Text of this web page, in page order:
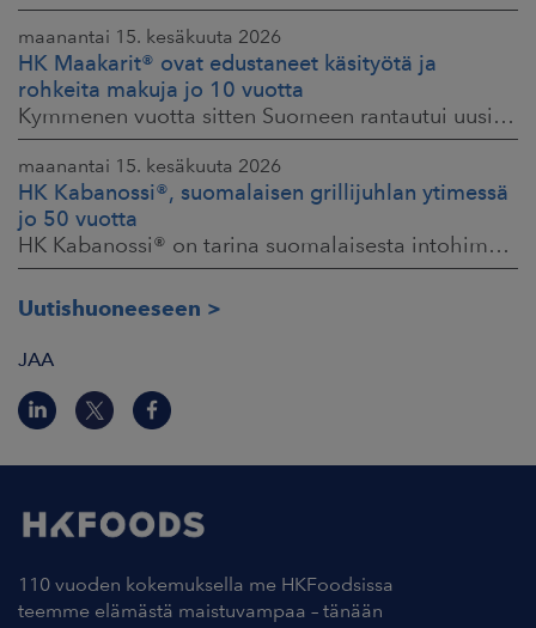
maanantai 15. kesäkuuta 2026
HK Maakarit® ovat edustaneet käsityötä ja
rohkeita makuja jo 10 vuotta
Kymmenen vuotta sitten Suomeen rantautui uusi ilmiö: artesaanihenkisyys. Pienpanimoiden ja käsityöläistuotteiden nostaessa päätään HKFoodsilla tunnistettiin,
maanantai 15. kesäkuuta 2026
HK Kabanossi®, suomalaisen grillijuhlan ytimessä
jo 50 vuotta
HK Kabanossi® on tarina suomalaisesta intohimosta, innovaatiosta ja yhteisistä hetkistä grillin äärellä. Se on legenda, joka ei alkanut suurista strategioista,
Uutishuoneeseen
JAA
110 vuoden kokemuksella me HKFoodsissa
teemme elämästä maistuvampaa – tänään